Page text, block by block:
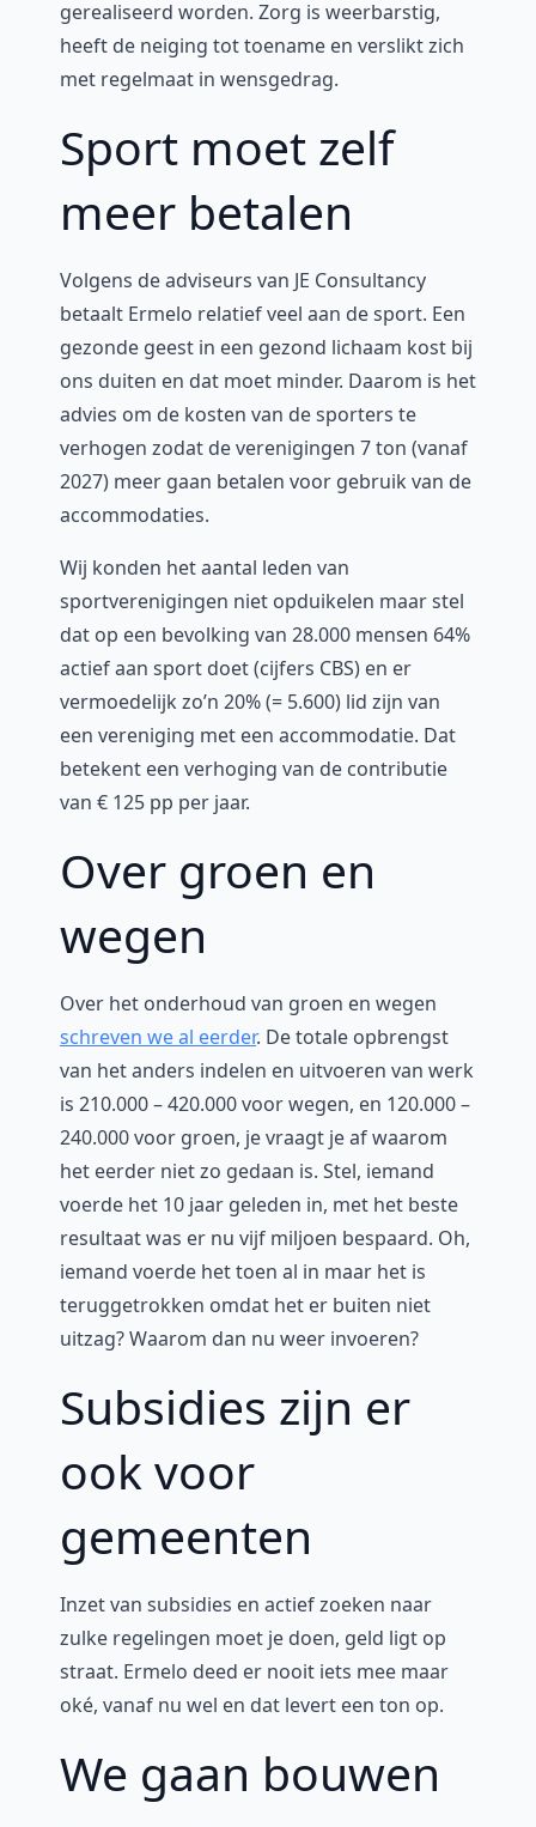
gerealiseerd worden. Zorg is weerbarstig,
heeft de neiging tot toename en verslikt zich
met regelmaat in wensgedrag.
Sport moet zelf
meer betalen
Volgens de adviseurs van JE Consultancy
betaalt Ermelo relatief veel aan de sport. Een
gezonde geest in een gezond lichaam kost bij
ons duiten en dat moet minder. Daarom is het
advies om de kosten van de sporters te
verhogen zodat de verenigingen 7 ton (vanaf
2027) meer gaan betalen voor gebruik van de
accommodaties.
Wij konden het aantal leden van
sportverenigingen niet opduikelen maar stel
dat op een bevolking van 28.000 mensen 64%
actief aan sport doet (cijfers CBS) en er
vermoedelijk zo’n 20% (= 5.600) lid zijn van
een vereniging met een accommodatie. Dat
betekent een verhoging van de contributie
van € 125 pp per jaar.
Over groen en
wegen
Over het onderhoud van groen en wegen
schreven we al eerder. De totale opbrengst
van het anders indelen en uitvoeren van werk
is 210.000 – 420.000 voor wegen, en 120.000 –
240.000 voor groen, je vraagt je af waarom
het eerder niet zo gedaan is. Stel, iemand
voerde het 10 jaar geleden in, met het beste
resultaat was er nu vijf miljoen bespaard. Oh,
iemand voerde het toen al in maar het is
teruggetrokken omdat het er buiten niet
uitzag? Waarom dan nu weer invoeren?
Subsidies zijn er
ook voor
gemeenten
Inzet van subsidies en actief zoeken naar
zulke regelingen moet je doen, geld ligt op
straat. Ermelo deed er nooit iets mee maar
oké, vanaf nu wel en dat levert een ton op.
We gaan bouwen